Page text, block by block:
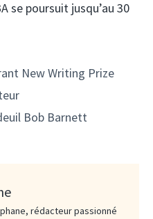
se poursuit jusqu’au 30
New Writing Prize
Bob Barnett
rédacteur passionné